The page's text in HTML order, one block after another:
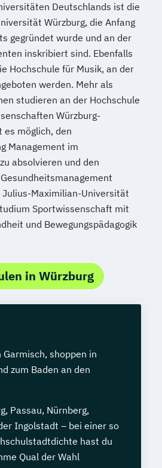
Deutschlands ist die
Würzburg, die Anfang
gegründet wurde und an der
inskribiert sind. Ebenfalls
Hochschule für Musik, an der
werden. Mehr als
studieren an der Hochschule
Würzburg-
es möglich, den
Management im
absolvieren und den
Julius-Maximilian-Universität
Sportwissenschaft mit
und Bewegungspädagogik
in Würzburg
Garmisch, shoppen in
zum Baden an den
Passau, Nürnberg,
Ingolstadt – bei einer so
hast du
Qual der Wahl